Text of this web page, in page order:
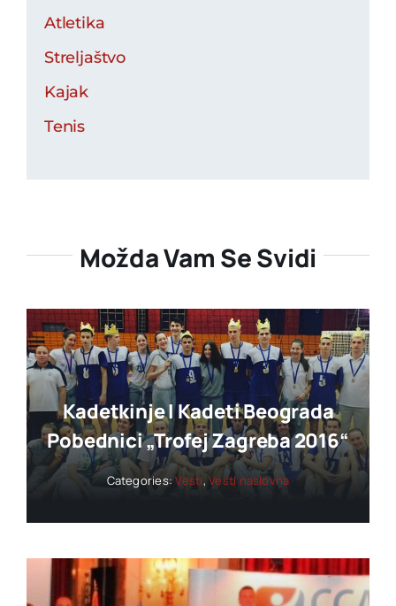
Atletika
Streljaštvo
Kajak
Tenis
Možda Vam Se Svidi
Kadetkinje I Kadeti Beograda
Pobednici „trofej Zagreba 2016“
Categories:Vesti,Vesti naslovna